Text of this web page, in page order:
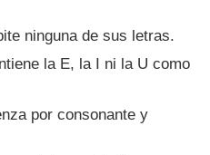
ninguna de sus letras.
la E, la I ni la U como
por consonante y